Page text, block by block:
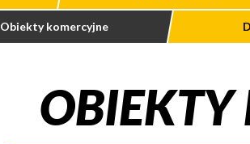
Obiekty komercyjne
OBIEKTY